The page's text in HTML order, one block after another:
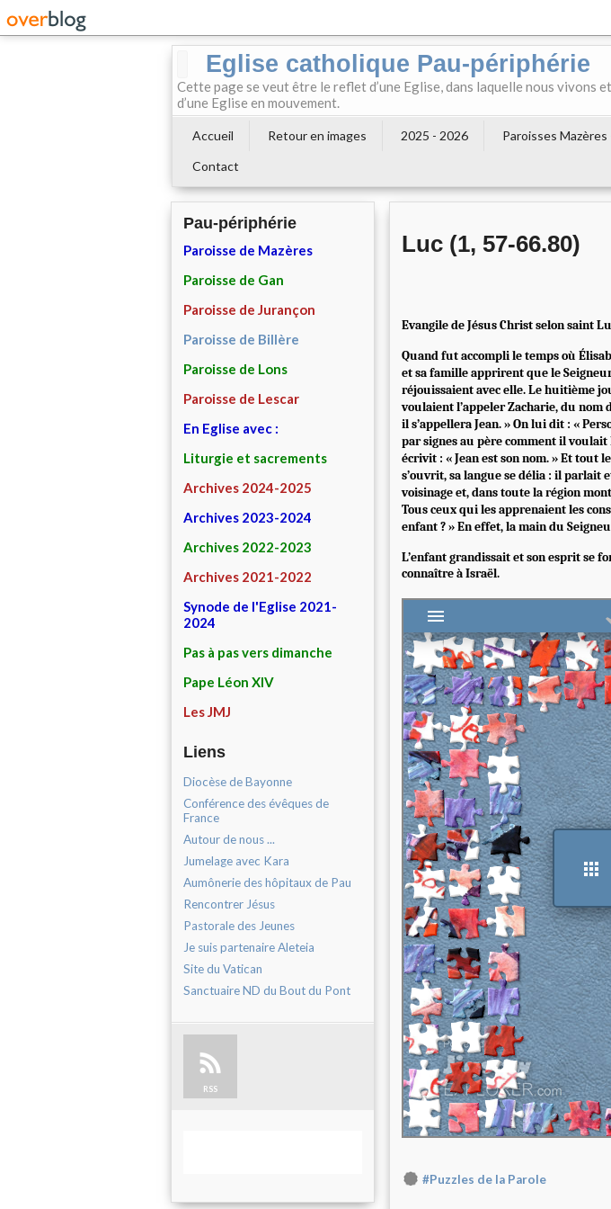
Eglise catholique Pau-périphérie
Cette page se veut être le reflet d’une Eglise, dans laquelle nous vivons
d’une Eglise en mouvement.
Accueil Retour en images 2025 - 2026 Paroisses
Contact
Pau-périphérie
Paroisse de Mazères
Paroisse de Gan
Paroisse de Jurançon
Paroisse de Billère
Paroisse de Lons
Paroisse de Lescar
En Eglise avec :
Liturgie et sacrements
Archives 2024-2025
Archives 2023-2024
Archives 2022-2023
Archives 2021-2022
Synode de l'Eglise 2021-
2024
Pas à pas vers dimanche
Pape Léon XIV
Les JMJ
Liens
Diocèse de Bayonne
Conférence des évêques de
France
Autour de nous ...
Jumelage avec Kara
Aumônerie des hôpitaux de Pau
Rencontrer Jésus
Pastorale des Jeunes
Je suis partenaire Aleteia
Site du Vatican
Sanctuaire ND du Bout du Pont
RSS
Luc (1, 57-66.80)
Evangile de Jésus Christ selon saint
Quand fut accompli le temps où
et sa famille apprirent que le
réjouissaient avec elle. Le huitième
voulaient l’appeler Zacharie, du nom
il s’appellera Jean. » On lui dit : «
par signes au père comment il
écrivit : « Jean est son nom. » Et tout
s’ouvrit, sa langue se délia : il parlait
voisinage et, dans toute la région
Tous ceux qui les apprenaient les
enfant ? » En effet, la main du
L’enfant grandissait et son esprit se
connaître à Israël.
#Puzzles de la Parole